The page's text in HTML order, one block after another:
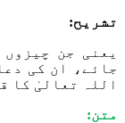
تشریح:
یعنی
جن
جائے، ان کی
اللہ تعالیٰ کا
متن: